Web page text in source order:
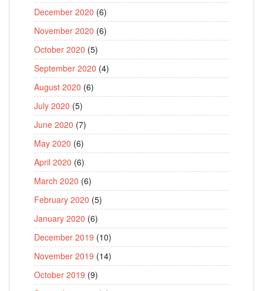
December 2020 (6)
November 2020 (6)
October 2020 (5)
September 2020 (4)
August 2020 (6)
July 2020 (5)
June 2020 (7)
May 2020 (6)
April 2020 (6)
March 2020 (6)
February 2020 (5)
January 2020 (6)
December 2019 (10)
November 2019 (14)
October 2019 (9)